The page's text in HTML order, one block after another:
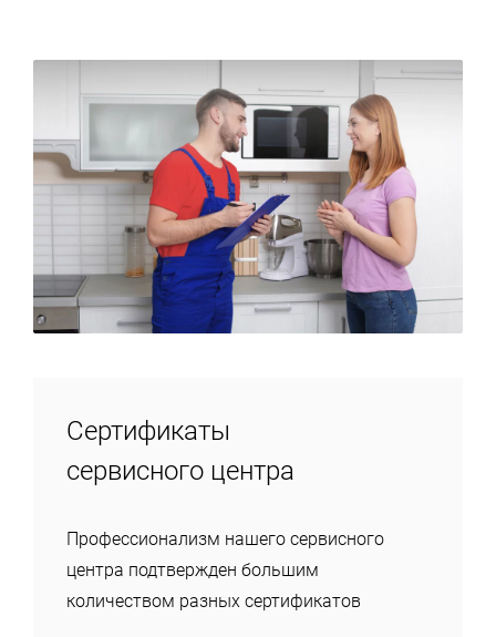
Сертификаты
сервисного центра
Профессионализм нашего сервисного
центра подтвержден большим
количеством разных сертификатов